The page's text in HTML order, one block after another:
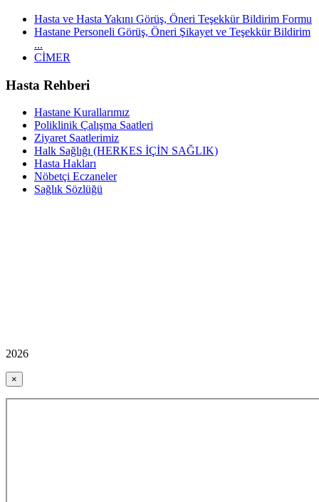
Hasta ve Hasta Yakını Görüş, Öneri Teşekkür Bildirim Formu
Hastane Personeli Görüş, Öneri Şikayet ve Teşekkür Bildirim
...
CİMER
Hasta Rehberi
Hastane Kurallarımız
Poliklinik Çalışma Saatleri
Ziyaret Saatlerimiz
Halk Sağlığı (HERKES İÇİN SAĞLIK)
Hasta Hakları
Nöbetçi Eczaneler
Sağlık Sözlüğü
2026
×